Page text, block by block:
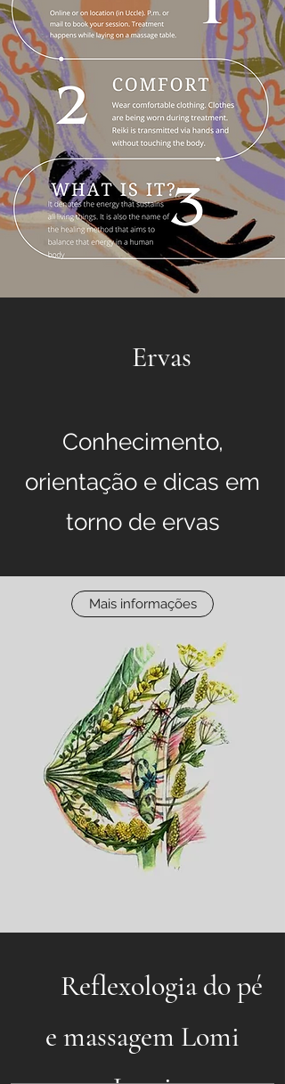
Ervas
Conhecimento,
orientação e dicas em
torno de ervas
Mais informações
Reflexologia do pé
e massagem Lomi